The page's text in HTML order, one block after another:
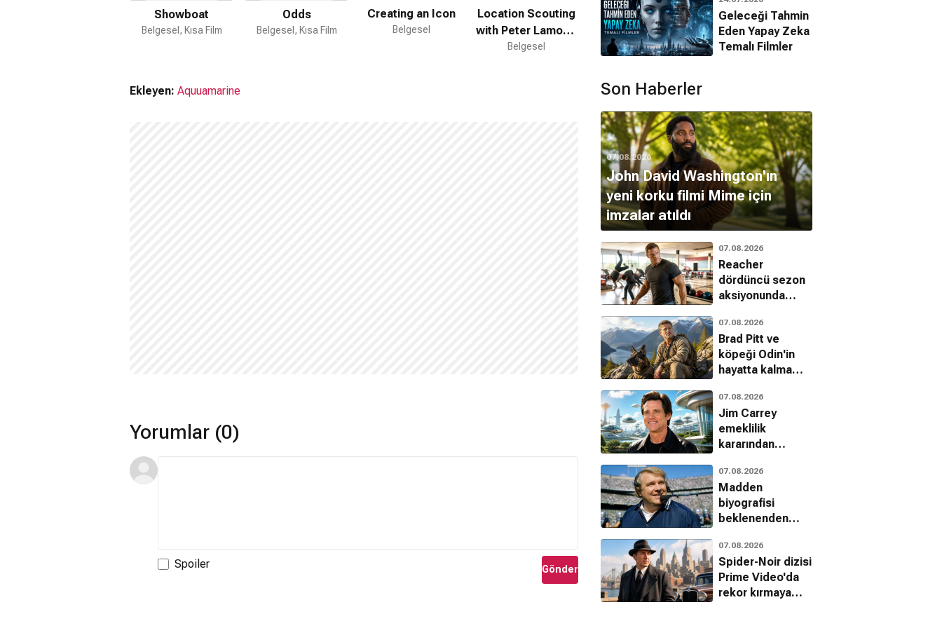
Showboat
Belgesel, Kısa Film
Odds
Belgesel, Kısa Film
Creating an Icon
Belgesel
Location Scouting
with Peter Lamont:
Licence to Kill
Belgesel
Ken Adam's
Production Films:
Moonraker
Belgesel, Kısa Film
Ken Adam's
Production Films:
You Only Live
Belgesel, Kısa Film
Ekleyen: Aquuamarine
Yorumlar (0)
Spoiler Gönder
Filmleri
Geleceği Tahmin
Eden Yapay Zeka
Temalı Filmler
Son Haberler
07.08.2026
John David Washington'ın
yeni korku filmi Mime için
imzalar atıldı
07.08.2026
Reacher
dördüncü sezon
aksiyonunda
Indiana Jones
etkisi
07.08.2026
Brad Pitt ve
köpeği Odin'in
hayatta kalma
07.08.2026
Jim Carrey
emeklilik
kararından
Jetgiller ile
dönüyor
07.08.2026
Madden
biyografisi
beklenenden
07.08.2026
Spider-Noir dizisi
Prime Video'da
rekor kırmaya